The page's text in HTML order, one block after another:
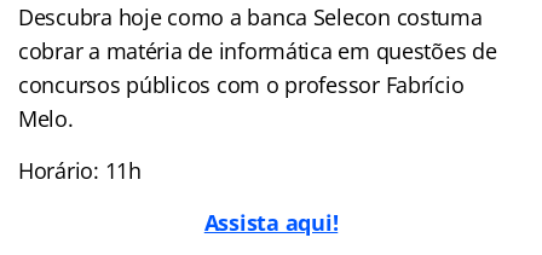
Descubra hoje como a banca Selecon costuma
cobrar a matéria de informática em questões de
concursos públicos com o professor Fabrício
Melo.
Horário: 11h
Assista aqui!